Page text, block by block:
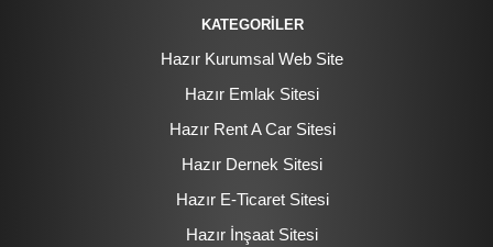
KATEGORİLER
Hazır Kurumsal Web Site
Hazır Emlak Sitesi
Hazır Rent A Car Sitesi
Hazır Dernek Sitesi
Hazır E-Ticaret Sitesi
Hazır İnşaat Sitesi